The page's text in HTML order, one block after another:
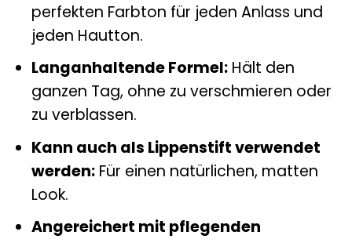
perfekten Farbton für jeden Anlass und
jeden Hautton.
Langanhaltende Formel:Hält den
ganzen Tag, ohne zu verschmieren oder
zu verblassen.
Kann auch als Lippenstift verwendet
werden:Für einen natürlichen, matten
Look.
Angereichert mit pflegenden